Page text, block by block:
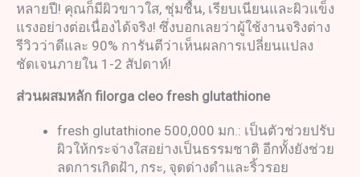
หลายปี! คุณก็มีผิวขาวใส, ชุ่มชื้น, เรียบเนียนและผิวแข็ง
แรงอย่างต่อเนื่องได้จริง! ซึ่งบอกเลยว่าผู้ใช้งานจริงต่าง
รีวิวว่าดีและ 90% การันตีว่าเห็นผลการเปลี่ยนแปลง
ชัดเจนภายใน 1-2 สัปดาห์!
ส่วนผสมหลัก filorga cleo fresh glutathione
fresh glutathione 500,000 มก.: เป็นตัวช่วยปรับ
ผิวให้กระจ่างใสอย่างเป็นธรรมชาติ อีกทั้งยังช่วย
ลดการเกิดฝ้า, กระ, จุดด่างดำและริ้วรอย